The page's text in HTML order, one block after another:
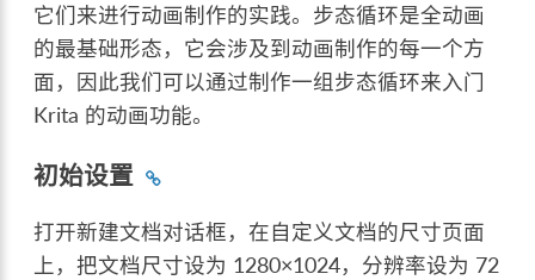
它们来进行动画制作的实践。步态循环是全动画
的最基础形态，它会涉及到动画制作的每一个方
面，因此我们可以通过制作一组步态循环来入门
Krita 的动画功能。
初始设置
打开新建文档对话框，在自定义文档的尺寸页面
上，把文档尺寸设为 1280×1024，分辨率设为 72